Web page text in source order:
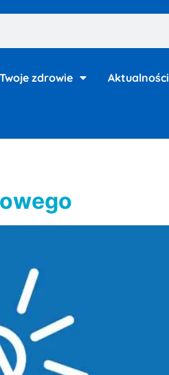
Twoje zdrowie Aktualności